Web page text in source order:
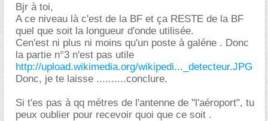
Bjr à toi,
A ce niveau là c'est de la BF et ça RESTE de la BF
quel que soit la longueur d'onde utilisée.
Cen'est ni plus ni moins qu'un poste à galéne . Donc
la partie n°3 n'est pas utile
http://upload.wikimedia.org/wikipedi..._detecteur.JPG
Donc, je te laisse ..........conclure.
Si t'es pas à qq métres de l'antenne de "l'aéroport", tu
peux oublier pour recevoir quoi que ce soit .